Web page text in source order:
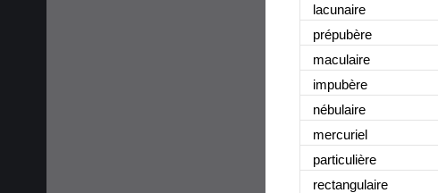
lacunaire
prépubère
maculaire
impubère
nébulaire
mercuriel
particulière
rectangulaire